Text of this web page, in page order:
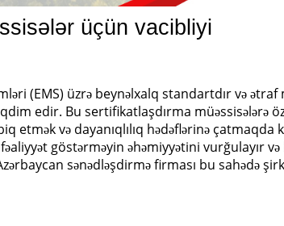
üçün vacibliyi
(EMS) üzrə beynəlxalq standartdır və
edir. Bu sertifikatlaşdırma müəssisələrə
etmək və dayanıqlılıq hədəflərinə çatmaqda
göstərməyin əhəmiyyətini vurğulayır
sənədləşdirmə firması bu sahədə